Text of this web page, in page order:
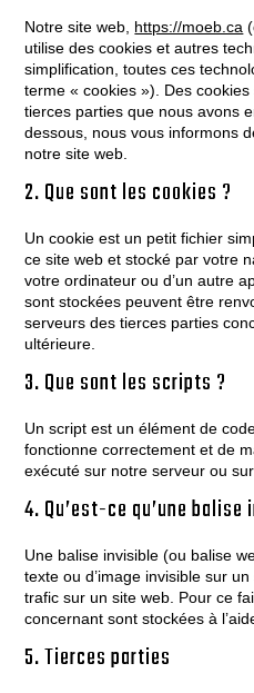
Notre site web, https://moeb.ca
utilise des cookies et autres
simplification, toutes ces
terme « cookies »). Des
tierces parties que nous avons
dessous, nous vous informons
notre site web.
2. Que sont les cookies ?
Un cookie est un petit fichier
ce site web et stocké par votre
votre ordinateur ou d’un autre
sont stockées peuvent être
serveurs des tierces parties
ultérieure.
3. Que sont les scripts ?
Un script est un élément de
fonctionne correctement et de
exécuté sur notre serveur ou
4. Qu’est-ce qu’une balise
Une balise invisible (ou balise
texte ou d’image invisible sur
trafic sur un site web. Pour ce
concernant sont stockées à
5. Tierces parties